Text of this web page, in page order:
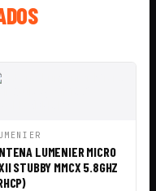
LUMENIER MICRO
STUBBY MMCX 5.8GHZ